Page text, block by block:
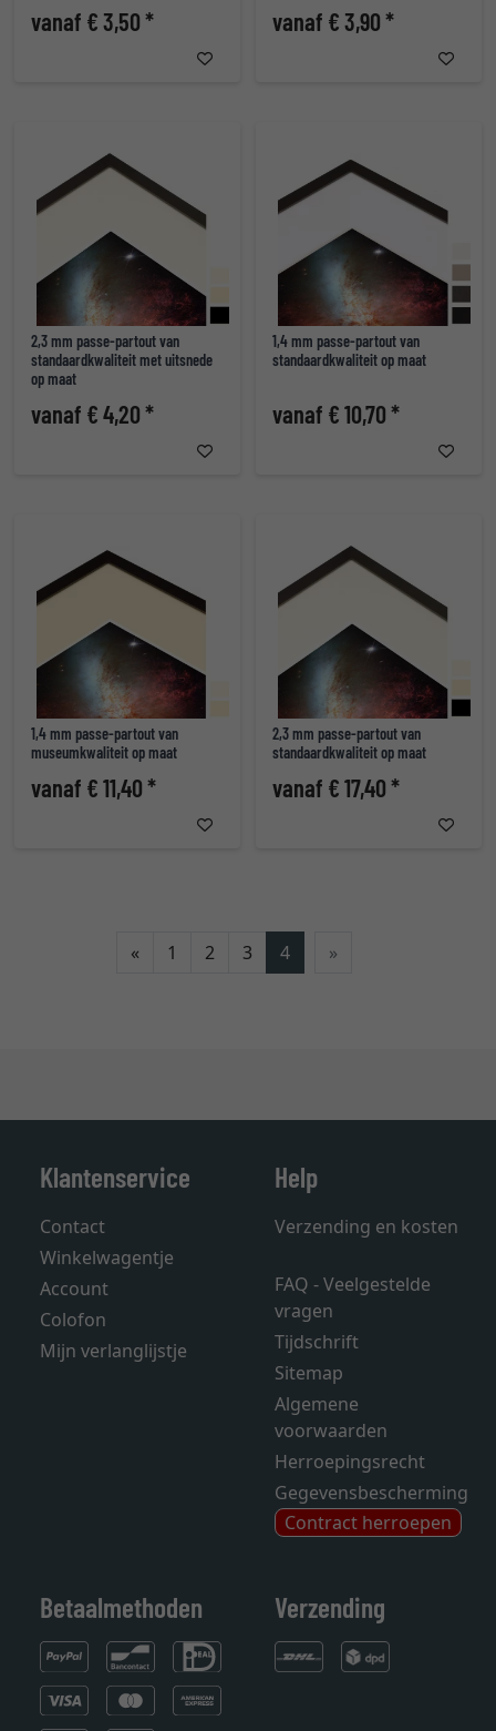
vanaf € 3,50 * vanaf € 3,90 *
2,3 mm passe-partout van
standaardkwaliteit met uitsnede
op maat
vanaf € 4,20 *
1,4 mm passe-partout van
standaardkwaliteit op maat
vanaf € 10,70 *
1,4 mm passe-partout van
museumkwaliteit op maat
vanaf € 11,40 *
2,3 mm passe-partout van
standaardkwaliteit op maat
vanaf € 17,40 *
«Terug
1 2 3 4 »
Klantenservice
Contact
Winkelwagentje
Account
Colofon
Mijn verlanglijstje
Help
Verzending en kosten
FAQ - Veelgestelde
vragen
Tijdschrift
Sitemap
Algemene
voorwaarden
Herroepingsrecht
Gegevensbescherming
Contract herroepen
Betaalmethoden Verzending